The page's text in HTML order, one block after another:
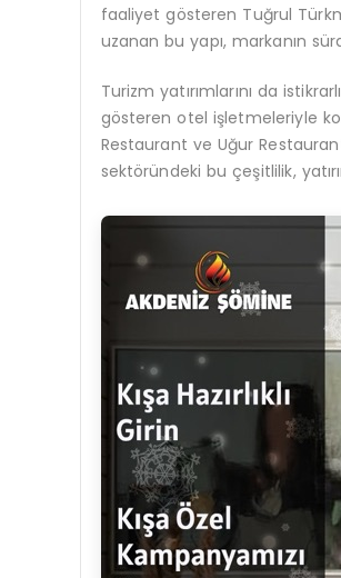
faaliyet gösteren Tuğrul
uzanan bu yapı, markanın
Turizm yatırımlarını da
gösteren otel işletmeleriyle
Restaurant ve Uğur
sektöründeki bu çeşitlilik,